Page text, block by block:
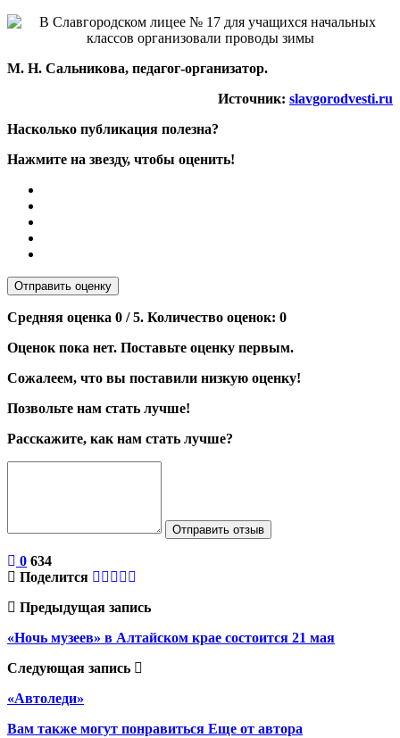
М. Н. Сальникова, педагог-организатор.
Источник: slavgorodvesti.ru
Насколько публикация полезна?
Нажмите на звезду, чтобы оценить!
Отправить оценку
Средняя оценка 0 / 5. Количество оценок: 0
Оценок пока нет. Поставьте оценку первым.
Сожалеем, что вы поставили низкую оценку!
Позвольте нам стать лучше!
Расскажите, как нам стать лучше?
Отправить отзыв
0 634
Поделится
Предыдущая запись
«Ночь музеев» в Алтайском крае состоится 21 мая
Следующая запись
«Автоледи»
Вам также могут понравиться Еще от автора